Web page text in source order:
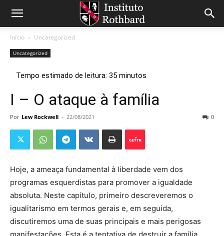
Início Uncategorized
Uncategorized
I – O ataque à família
Por Lew Rockwell - 22/08/2021 0
Hoje, a ameaça fundamental à liberdade vem dos
programas esquerdistas para promover a igualdade
absoluta. Neste capítulo, primeiro descreveremos o
igualitarismo em termos gerais e, em seguida,
discutiremos uma de suas principais e mais perigosas